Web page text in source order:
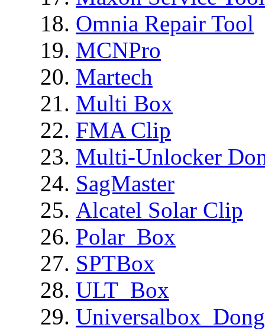
Omnia Repair Tool
MCNPro
Martech
Multi Box
FMA Clip
Multi-Unlocker
SagMaster
Alcatel Solar Clip
Polar_Box
SPTBox
ULT_Box